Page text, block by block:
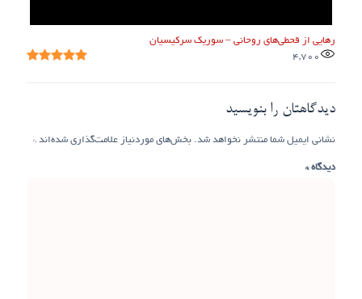
رهایی از قحطی‌های روحانی – سوریک سرکیسیان
4,700
دیدگاهتان را بنویسید
نشانی ایمیل شما منتشر نخواهد شد. بخش‌های موردنیاز علامت‌گذاری شده‌اند *
دیدگاه*